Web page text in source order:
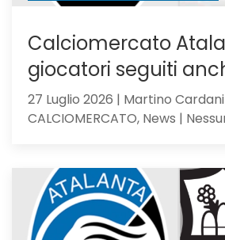
Calciomercato
giocatori seguiti
27 Luglio 2026 | Martino
CALCIOMERCATO, News |